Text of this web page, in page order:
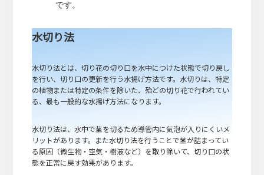
です。
水切り法
水切り法とは、切り花の切り口を水中につけた状態で切り戻し
を行い、切り口の更新を行う水揚げ方法です。水切りは、特定
の植物または特定の条件を除いた、殆どの切り花で行われてい
る、最も一般的な水揚げ方法になります。
水切り法は、水中で茎を切るため導管内に気泡が入りにくいメ
リットがあります。また水切り法を行うことで茎が詰まってい
る原因（微生物・空気・樹液など）を取り除いて、切り口の状
態を正常に戻す効果があります。